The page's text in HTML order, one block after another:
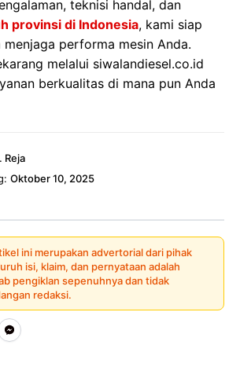
teknisi handal, dan
provinsi di Indonesia, kami siap
menjaga performa mesin Anda.
melalui siwalandiesel.co.id
berkualitas di mana pun Anda
Reja
Oktober 10, 2025
ini merupakan advertorial dari pihak
isi, klaim, dan pernyataan adalah
pengiklan sepenuhnya dan tidak
redaksi.
M